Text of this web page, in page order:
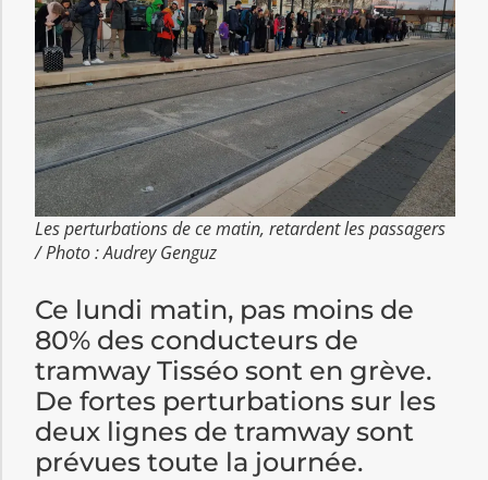
Les perturbations de ce matin, retardent les passagers
/ Photo : Audrey Genguz
Ce lundi matin, pas moins de
80% des conducteurs de
tramway Tisséo sont en grève.
De fortes perturbations sur les
deux lignes de tramway sont
prévues toute la journée.